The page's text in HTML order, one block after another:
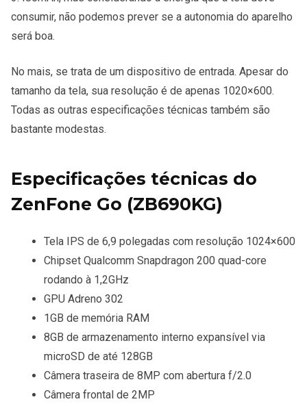
consumir, não podemos prever se a autonomia do aparelho
será boa.
No mais, se trata de um dispositivo de entrada. Apesar do
tamanho da tela, sua resolução é de apenas 1020×600.
Todas as outras especificações técnicas também são
bastante modestas.
Especificações técnicas do
ZenFone Go (ZB690KG)
Tela IPS de 6,9 polegadas com resolução 1024×600
Chipset Qualcomm Snapdragon 200 quad-core
rodando à 1,2GHz
GPU Adreno 302
1GB de memória RAM
8GB de armazenamento interno expansível via
microSD de até 128GB
Câmera traseira de 8MP com abertura f/2.0
Câmera frontal de 2MP